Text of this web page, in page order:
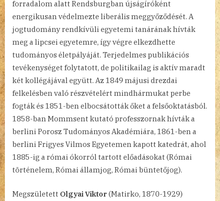
forradalom alatt Rendsburgban újságíróként
energikusan védelmezte liberális meggyőződését. A
jogtudomány rendkívüli egyetemi tanárának hívták
meg a lipcsei egyetemre, így végre elkezdhette
tudományos életpályáját. Terjedelmes publikációs
tevékenységet folytatott, de politikailag is aktív maradt
két kollégájával együtt. Az 1849 májusi drezdai
felkelésben való részvételért mindhármukat perbe
fogták és 1851-ben elbocsátották őket a felsőoktatásból.
1858-ban Mommsent kutató professzornak hívták a
berlini Porosz Tudományos Akadémiára, 1861-ben a
berlini Frigyes Vilmos Egyetemen kapott katedrát, ahol
1885-ig a római ókorról tartott előadásokat (Római
történelem, Római államjog, Római büntetőjog).
Megszületett Olgyai Viktor (Matirko, 1870-1929)